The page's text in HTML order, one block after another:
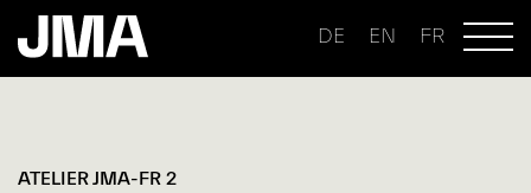
DE EN FR
ATELIER JMA-FR 2